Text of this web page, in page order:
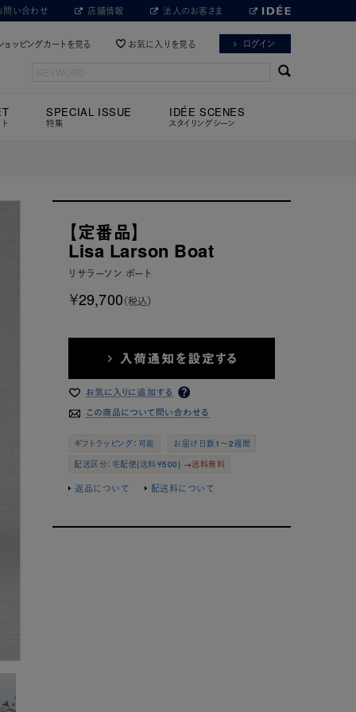
問い合わせ 店舗情報 法人のお客さま
ョッピングカートを見る お気に入りを見る ログイン
SPECIAL ISSUE
特集
IDÉE SCENES
スタイリングシーン
【定番品】
Lisa Larson Boat
リサラーソン ボート
￥29,700（税込）
ギフトラッピング：可能
お届け日数1～2週間
配送区分：宅配便(送料￥500) →送料無料
返品について 配送料について